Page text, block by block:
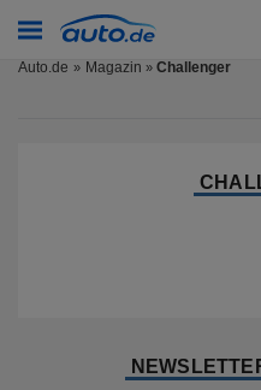
Auto.de Magazin » Challenger